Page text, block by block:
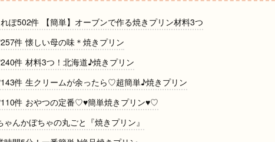
ぽ502件 【簡単】オーブンで作る焼きプリン材料3つ
件 懐しい母の味＊焼きプリン
件 材料3つ！北海道♪焼きプリン
件 生クリームが余ったら♡超簡単♪焼きプリン
件 おやつの定番♡♥簡単焼きプリン♥♡
んかぼちゃの丸ごと『焼きプリン』